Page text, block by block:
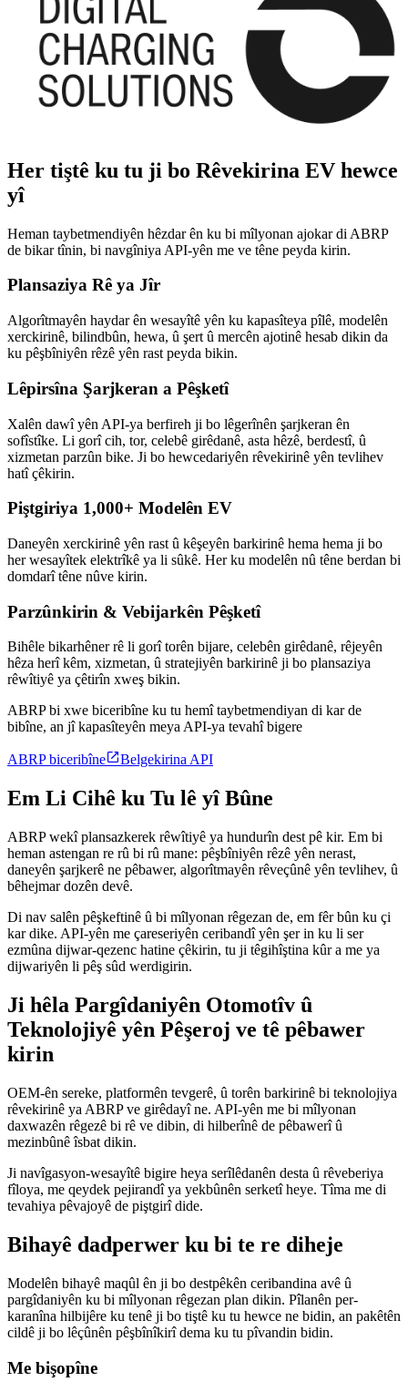
Her tiştê ku tu ji bo Rêvekirina EV hewce
yî
Heman taybetmendiyên hêzdar ên ku bi mîlyonan ajokar di ABRP
de bikar tînin, bi navgîniya API-yên me ve têne peyda kirin.
Plansaziya Rê ya Jîr
Algorîtmayên haydar ên wesayîtê yên ku kapasîteya pîlê, modelên
xerckirinê, bilindbûn, hewa, û şert û mercên ajotinê hesab dikin da
ku pêşbîniyên rêzê yên rast peyda bikin.
Lêpirsîna Şarjkeran a Pêşketî
Xalên dawî yên API-ya berfireh ji bo lêgerînên şarjkeran ên
sofîstîke. Li gorî cih, tor, celebê girêdanê, asta hêzê, berdestî, û
xizmetan parzûn bike. Ji bo hewcedariyên rêvekirinê yên tevlihev
hatî çêkirin.
Piştgiriya 1,000+ Modelên EV
Daneyên xerckirinê yên rast û kêşeyên barkirinê hema hema ji bo
her wesayîtek elektrîkê ya li sûkê. Her ku modelên nû têne berdan bi
domdarî têne nûve kirin.
Parzûnkirin & Vebijarkên Pêşketî
Bihêle bikarhêner rê li gorî torên bijare, celebên girêdanê, rêjeyên
hêza herî kêm, xizmetan, û stratejiyên barkirinê ji bo plansaziya
rêwîtiyê ya çêtirîn xweş bikin.
ABRP bi xwe biceribîne ku tu hemî taybetmendiyan di kar de
bibîne, an jî kapasîteyên meya API-ya tevahî bigere
ABRP biceribîneBelgekirina API
Em Li Cihê ku Tu lê yî Bûne
ABRP wekî plansazkerek rêwîtiyê ya hundurîn dest pê kir. Em bi
heman astengan re rû bi rû mane: pêşbîniyên rêzê yên nerast,
daneyên şarjkerê ne pêbawer, algorîtmayên rêveçûnê yên tevlihev, û
bêhejmar dozên devê.
Di nav salên pêşkeftinê û bi mîlyonan rêgezan de, em fêr bûn ku çi
kar dike. API-yên me çareseriyên ceribandî yên şer in ku li ser
ezmûna dijwar-qezenc hatine çêkirin, tu ji têgihîştina kûr a me ya
dijwariyên li pêş sûd werdigirin.
Ji hêla Pargîdaniyên Otomotîv û
Teknolojiyê yên Pêşeroj ve tê pêbawer
kirin
OEM-ên sereke, platformên tevgerê, û torên barkirinê bi teknolojiya
rêvekirinê ya ABRP ve girêdayî ne. API-yên me bi mîlyonan
daxwazên rêgezê bi rê ve dibin, di hilberînê de pêbawerî û
mezinbûnê îsbat dikin.
Ji navîgasyon-wesayîtê bigire heya serîlêdanên desta û rêveberiya
fîloya, me qeydek pejirandî ya yekbûnên serketî heye. Tîma me di
tevahiya pêvajoyê de piştgirî dide.
Bihayê dadperwer ku bi te re diheje
Modelên bihayê maqûl ên ji bo destpêkên ceribandina avê û
pargîdaniyên ku bi mîlyonan rêgezan plan dikin. Pîlanên per-
karanîna hilbijêre ku tenê ji bo tiştê ku tu hewce ne bidin, an pakêtên
cildê ji bo lêçûnên pêşbînîkirî dema ku tu pîvandin bidin.
Me bişopîne